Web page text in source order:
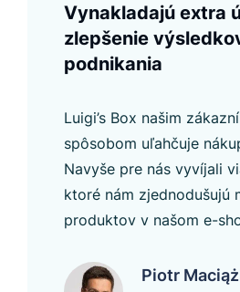
Vynakladajú extra
zlepšenie
podnikania
Luigi’s Box našim
spôsobom uľahčuje
Navyše pre nás vyvíjali
ktoré nám zjednodušujú
produktov v našom e-
Piotr